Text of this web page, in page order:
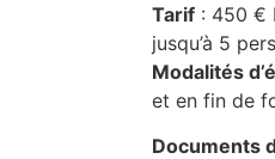
Tarif : 450 €
jusqu’à 5
Modalités
et en fin de
Documents